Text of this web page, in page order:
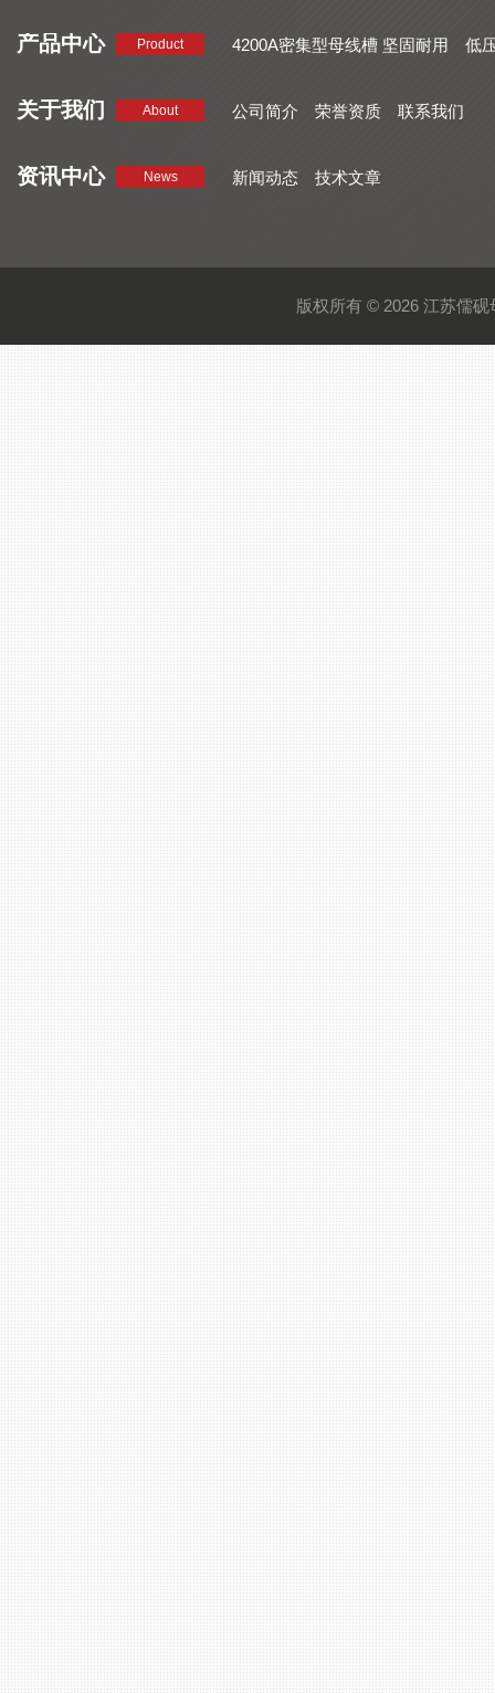
产品中心 Product 4200A密集型母线槽 坚固耐用
低
关于我们 About 公司简介 荣誉资质 联系我们
资讯中心 News 新闻动态 技术文章
版权所有 © 2026 江苏儒